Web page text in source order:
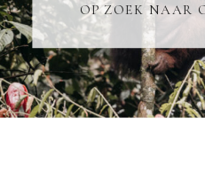
OP ZOEK NAAR